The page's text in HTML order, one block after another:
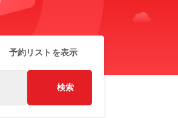
予約リストを表示
検索